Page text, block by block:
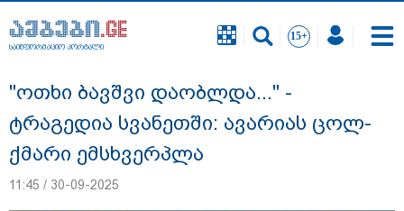
საინფორმაციო პორტალი
საინფორმაციო პორტალი
"ოთხი ბავშვი დაობლდა..." -
ტრაგედია სვანეთში: ავარიას ცოლ-
ქმარი ემსხვერპლა
11:45 / 30-09-2025